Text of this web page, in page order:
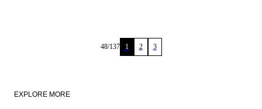
48/137 1 2 3
EXPLORE MORE